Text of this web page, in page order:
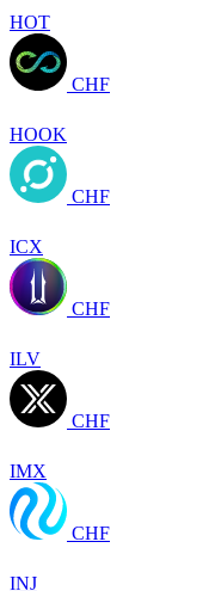
HOT
CHF
HOOK
CHF
ICX
CHF
ILV
CHF
IMX
CHF
INJ